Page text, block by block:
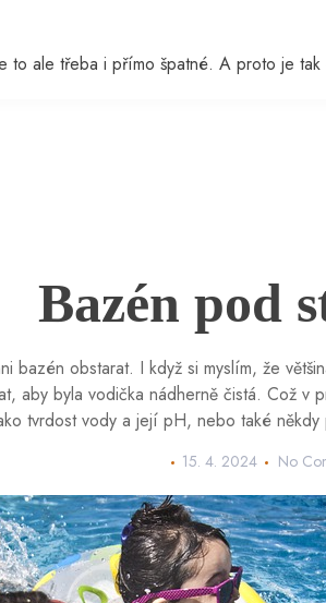
ale třeba i přímo špatné. A proto je
Bazén pod
bazén obstarat. I když si myslím, že
aby byla vodička nádherně čistá. Což v
tvrdost vody a její pH, nebo také
15. 4. 2024 No